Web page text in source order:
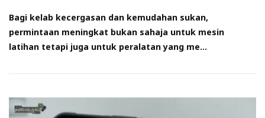
Bagi kelab kecergasan dan kemudahan sukan,
permintaan meningkat bukan sahaja untuk mesin
latihan tetapi juga untuk peralatan yang me...